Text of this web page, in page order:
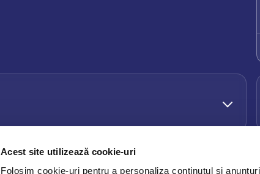
Acest site utilizează cookie-uri
Folosim cookie-uri pentru a personaliza conținutul și